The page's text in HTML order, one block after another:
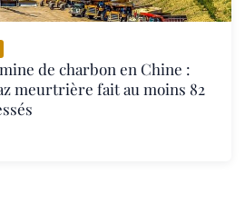
de charbon en Chine :
meurtrière fait au moins 82